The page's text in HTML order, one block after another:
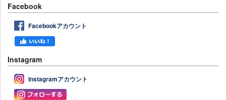
Facebook
Facebookアカウント
Instagram
Instagramアカウント